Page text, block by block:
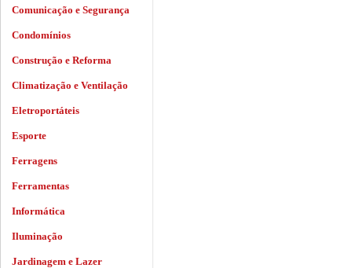
Comunicação e Segurança
Condomínios
Construção e Reforma
Climatização e Ventilação
Eletroportáteis
Esporte
Ferragens
Ferramentas
Informática
Iluminação
Jardinagem e Lazer